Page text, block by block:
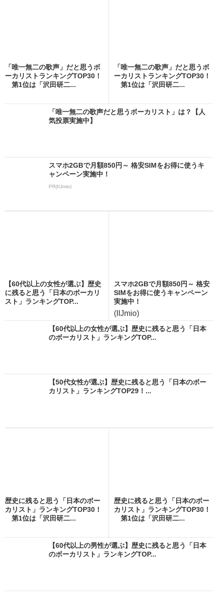
「唯一無二の歌声」だと思うボ
ーカリストランキングTOP30！
第1位は「沢田研二...
「唯一無二の歌声」だと思うボ
ーカリストランキングTOP30！
第1位は「沢田研二...
「唯一無二の歌声だと思うボーカリスト」は？【人
気投票実施中】
スマホ2GBで月額850円～ 格安SIMをお得に使うキ
ャンペーン実施中！
PR(IIJmio)
【60代以上の女性が選ぶ】歴史
に残ると思う「日本のボーカリ
スト」ランキングTOP...
スマホ2GBで月額850円～ 格安
SIMをお得に使うキャンペーン
実施中！
(IIJmio)
【60代以上の女性が選ぶ】歴史に残ると思う「日本
のボーカリスト」ランキングTOP...
【50代女性が選ぶ】歴史に残ると思う「日本のボー
カリスト」ランキングTOP29！...
歴史に残ると思う「日本のボー
カリスト」ランキングTOP30！
第1位は「沢田研二...
歴史に残ると思う「日本のボー
カリスト」ランキングTOP30！
第1位は「沢田研二...
【60代以上の男性が選ぶ】歴史に残ると思う「日本
のボーカリスト」ランキングTOP...